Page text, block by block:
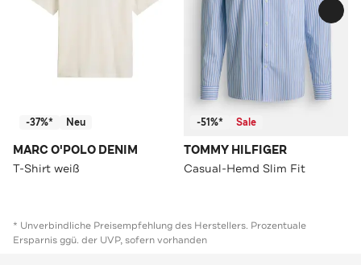
-37%* Neu
MARC O'POLO DENIM
T-Shirt weiß
-51%* Sale
TOMMY HILFIGER
Casual-Hemd Slim Fit
* Unverbindliche Preisempfehlung des Herstellers. Prozentuale
Ersparnis ggü. der UVP, sofern vorhanden